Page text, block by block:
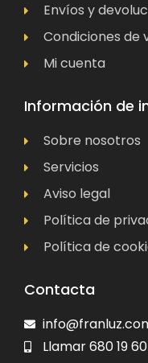
Envíos y
Condiciones de
Mi cuenta
Información de
Sobre nosotros
Servicios
Aviso legal
Política de
Política de
Contacta
Llamar 680 19